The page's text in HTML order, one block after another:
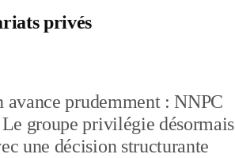
privés
avance prudemment : NNPC
groupe privilégie désormais
une décision structurante